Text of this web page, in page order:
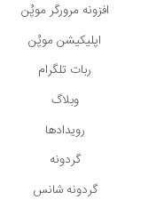
افزونه مرورگر موپُن
اپلیکیشن موپُن
ربات تلگرام
وبلاگ
رویدادها
گردونه
گردونه شانس